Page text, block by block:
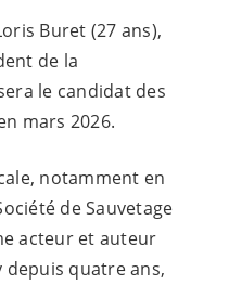
Buret (27 ans),
de la
le candidat des
mars 2026.
notamment en
de Sauvetage
acteur et auteur
depuis quatre ans,